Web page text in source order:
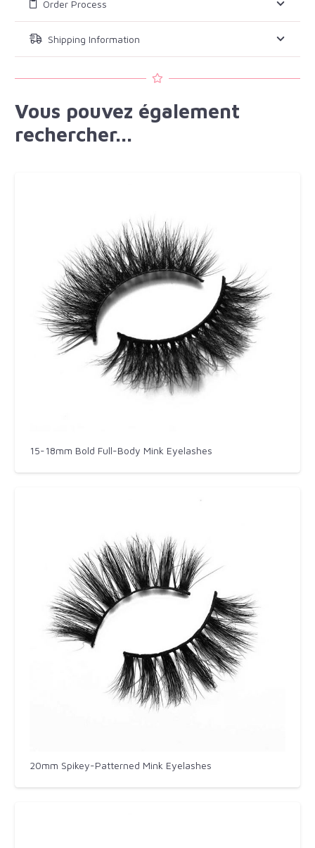
Order Process
Shipping Information
Vous pouvez également
rechercher...
15-18mm Bold Full-Body Mink Eyelashes
20mm Spikey-Patterned​ Mink Eyelashes